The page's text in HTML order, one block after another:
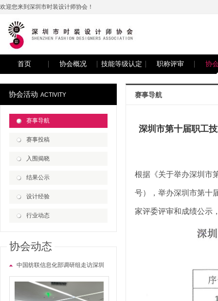
欢迎您来到深圳市时装设计师协会！
首页 协会概况 技能等级认定 职称评审 协
协会活动 ACTIVITY
赛事导航
赛事投稿
入围揭晓
结果公示
设计经验
行业动态
协会动态
中国纺联信息化部调研组走访深圳
市商汤科技有限公司
赛事导航
深圳市第十届职工
根据《关于举办深圳市
号）， 举办深圳市第十
家评委评审和成绩公示